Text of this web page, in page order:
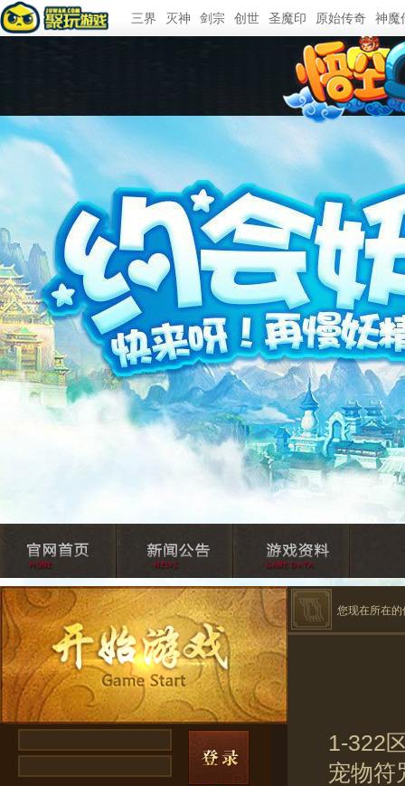
三界 灭神 剑宗 创世 圣魔印 原始传奇 神魔
您现在所在
1-322
宠物符